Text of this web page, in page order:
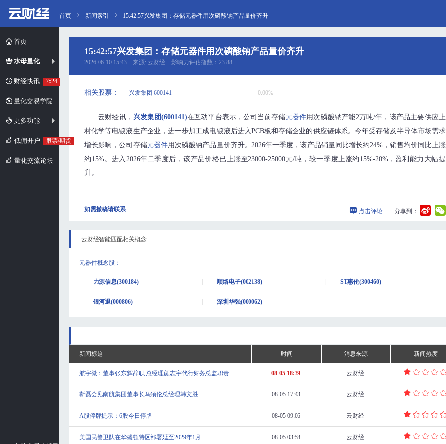
首页
水母量化
财经快讯 7x24
量化交易学院
更多功能
低佣开户 股票/期货
量化交流论坛
首页 新闻索引 15:42:57兴发集团：存储元器件用次磷酸钠产品量价齐升
15:42:57兴发集团：存储元器件用次磷酸钠产品量价齐升
2026-06-10 15:43 来源: 云财经 影响力评估指数：23.88
相关股票： 兴发集团 600141 0.00%
云财经讯， 兴发集团(600141)在互动平台表示，公司当前存储元器件用次磷酸钠产能2万吨/年，该产品主要供应上
村化学等电镀液生产企业，进一步加工成电镀液后进入PCB板和存储企业的供应链体系。今年受存储及半导体市场需求
增长影响，公司存储元器件用次磷酸钠产品量价齐升。2026年一季度，该产品销量同比增长约24%，销售均价同比上涨
约15%。进入2026年二季度后，该产品价格已上涨至23000-25000元/吨，较一季度上涨约15%-20%，盈利能力大幅提
升。
如需撤稿请联系 点击评论 分享到：
云财经智能匹配相关概念
元器件概念股 ：
力源信息(300184) 顺络电子(002138) ST惠伦(300460)
银河退(000806) 深圳华强(000062)
新闻标题 时间 消息来源 新闻热度
航宇微：董事张东辉辞职 总经理颜志宇代行财务总监职责 08-05 18:39 云财经
靳磊会见南航集团董事长马须伦总经理韩文胜 08-05 17:43 云财经
A股停牌提示：6股今日停牌 08-05 09:06 云财经
美国民警卫队在华盛顿特区部署延至2029年1月 08-05 03:58 云财经